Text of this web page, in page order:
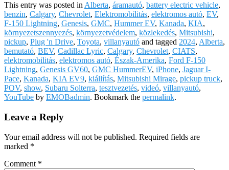
This entry was posted in Alberta, áramautó, battery electric vehicle,
benzin, Calgary, Chevrolet, Elektromobilitás, elektromos autó, EV,
F-150 Lightning, Genesis, GMC, Hummer EV, Kanada, KIA,
környezetszennyezés, környezetvédelem, közlekedés, Mitsubishi,
pickup, Plug 'n Drive, Toyota, villanyautó and tagged 2024, Alberta,
bemutató, BEV, Cadillac Lyric, Calgary, Chevrolet, CIATS,
elektromobilitás, elektromos autó, Észak-Amerika, Ford F-150
Lightning, Genesis GV60, GMC HummerEV, iPhone, Jaguar I-
Pace, Kanada, KIA EV9, kiállítás, Mitsubishi Mirage, pickup truck,
POV, show, Subaru Solterra, tesztvezetés, videó, villanyautó,
YouTube by EMOBadmin. Bookmark the permalink.
Leave a Reply
Your email address will not be published. Required fields are
marked *
Comment *